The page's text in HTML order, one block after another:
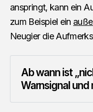
anspringt, kann ein
zum Beispiel ein
Neugier die
Ab wann ist
Warnsignal und